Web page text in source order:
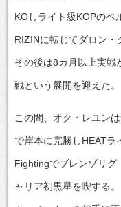
KOしライト級KOPのベ
RIZINに転じてダロン・
その後は8カ月以上実戦
戦という展開を迎えた。
この間、オク・レユン
で岸本に完勝しHEATラ
Fightingでブレンゾリグ
ャリア初黒星を喫する